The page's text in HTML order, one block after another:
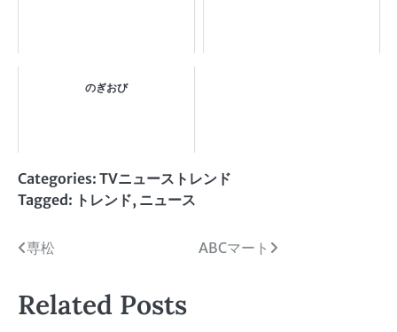
のぎおび
Categories: TVニューストレンド
Tagged: トレンド, ニュース
投
ナ
専松 ABCマート
Related Posts